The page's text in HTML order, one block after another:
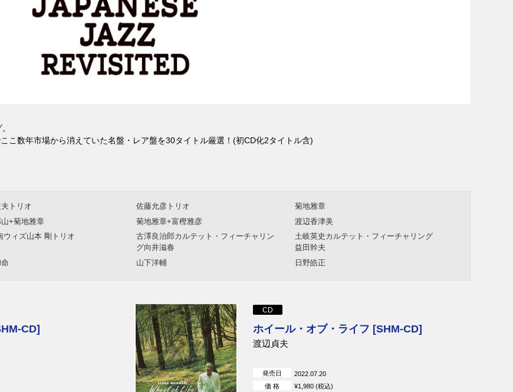
こ数年市場から消えていた名盤・レア盤を30タイトル厳選！(初CD化2タイトル含)
トリオ 佐藤允彦トリオ
菊地雅章
+菊地雅章 菊地雅章+富樫雅彦
渡辺香津美
ウィズ山本 剛トリオ
古澤良治郎カルテット・フィーチャリン
グ向井滋春
土岐英史カルテット・フィーチャリング
益田幹夫
山下洋輔 日野皓正
CD]
CD
ホイール・オブ・ライフ [SHM-CD]
渡辺貞夫
発売日
2022.07.20
価 格
¥1,980 (税込)